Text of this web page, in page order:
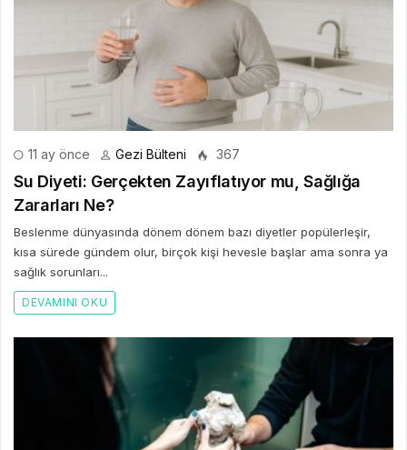
11 ay önce Gezi Bülteni 367
Su Diyeti: Gerçekten Zayıflatıyor mu, Sağlığa
Zararları Ne?
Beslenme dünyasında dönem dönem bazı diyetler popülerleşir,
kısa sürede gündem olur, birçok kişi hevesle başlar ama sonra ya
sağlık sorunları...
DEVAMINI OKU